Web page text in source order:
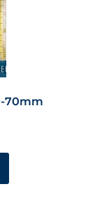
70mm